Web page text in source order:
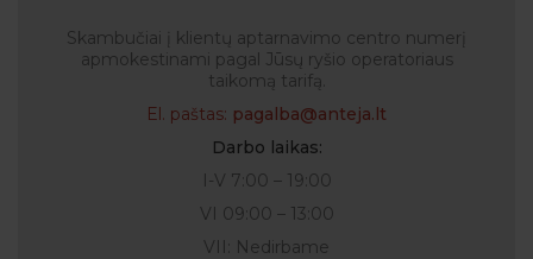
Skambučiai į klientų aptarnavimo centro numerį
apmokestinami pagal Jūsų ryšio operatoriaus
taikomą tarifą.
El. paštas: pagalba@anteja.lt
Darbo laikas:
I-V 7:00 – 19:00
VI 09:00 – 13:00
VII: Nedirbame